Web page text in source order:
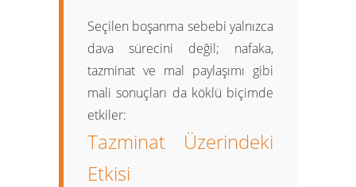
Seçilen boşanma sebebi yalnızca
dava sürecini değil; nafaka,
tazminat ve mal paylaşımı gibi
mali sonuçları da köklü biçimde
etkiler:
Tazminat Üzerindeki
Etkisi